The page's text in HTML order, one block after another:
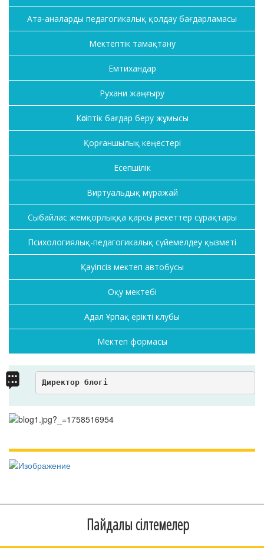
Ата-аналарды педагогикалық қолдау бағдарламасы
Мектептік тамақтану
Емтихандар
Рухани жаңғыру
Кәсіптік бағдар беру жұмысы
Қорғаншылық кеңестері
Есепшілік
Виртуальдық мұражай
Сыбайлас жемқорлыққа қарсы әрекеттер сұрақтары
Психологиялық-педагогикалық сүйемелдеу қызметі
Қауіпсіз мектеп автобусы
Оқу мектебі
Адал Ұрпақ ерікті клубы
Мектеп формасы
Директор блогі
Пайдалы сілтемелер